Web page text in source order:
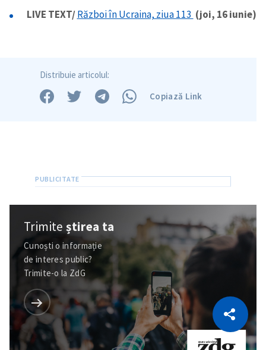
Copiază Link
LIVE TEXT/Război în Ucraina, ziua 113 (joi, 16 iunie)
Distribuie articolul:
Copiază Link
Trimiteștirea ta
Cunoști o informație
de interes public?
Trimite-o la ZdG
Citește articolul
CITEȘTE